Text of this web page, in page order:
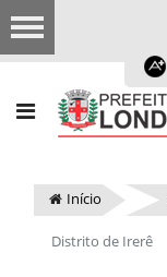
Início
Distrito de Irerê